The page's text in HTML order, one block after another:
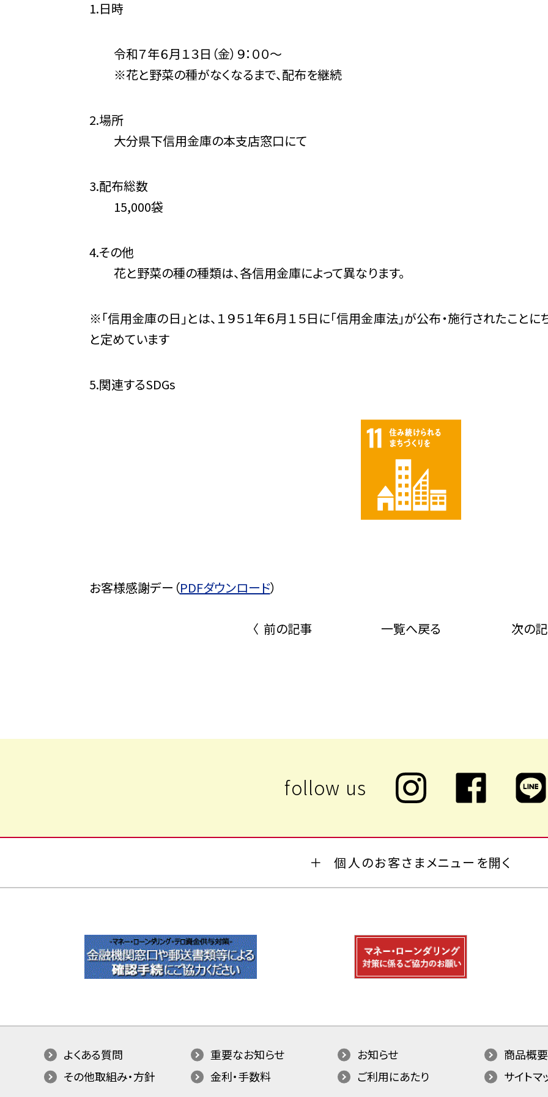
1.日時
令和７年６月１３日（金）９：００～
※花と野菜の種がなくなるまで、配布を継続
2.場所
大分県下信用金庫の本支店窓口にて
3.配布総数
15,000袋
4.その他
花と野菜の種の種類は、各信用金庫によって異なります。
※「信用金庫の日」とは、１９５１年６月１５日に「信用金庫法」が公布・施行されたことに
と定めています
5.関連するSDGs
お客様感謝デー（PDFダウンロード）
〈 前の記事 一覧へ戻る 次の記
個人のお客さまメニューを開く
よくある質問 重要なお知らせ お知らせ
商品概
その他取組み・方針
金利・手数料 ご利用にあたり サイトマ